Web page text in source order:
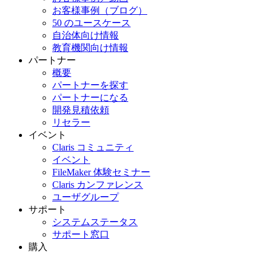
お客様事例（ブログ）
50 のユースケース
自治体向け情報
教育機関向け情報
パートナー
概要
パートナーを探す
パートナーになる
開発見積依頼
リセラー
イベント
Claris コミュニティ
イベント
FileMaker 体験セミナー
Claris カンファレンス
ユーザグループ
サポート
システムステータス
サポート窓口
購入